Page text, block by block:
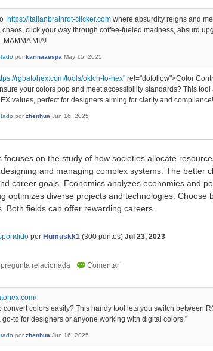
https://italianbrainrot-clicker.com where absurdity reigns and
chaos, click your way through coffee-fueled madness, absurd
MAMMA MIA!
por karinaaespa May 15, 2025
rgbatohex.com/tools/oklch-to-hex" rel="dofollow">Color
your colors pop and meet accessibility standards? This
values, perfect for designers aiming for clarity and
por zhenhua Jun 16, 2025
focuses on the study of how societies allocate
and managing complex systems. The better
career goals. Economics analyzes economies and
optimizes diverse projects and technologies. Choose
Both fields can offer rewarding careers.
por Humuskk1 (300 puntos) Jul 23, 2023
convert colors easily? This handy tool lets you switch between
go-to for designers or anyone working with digital colors."
por zhenhua Jun 16, 2025